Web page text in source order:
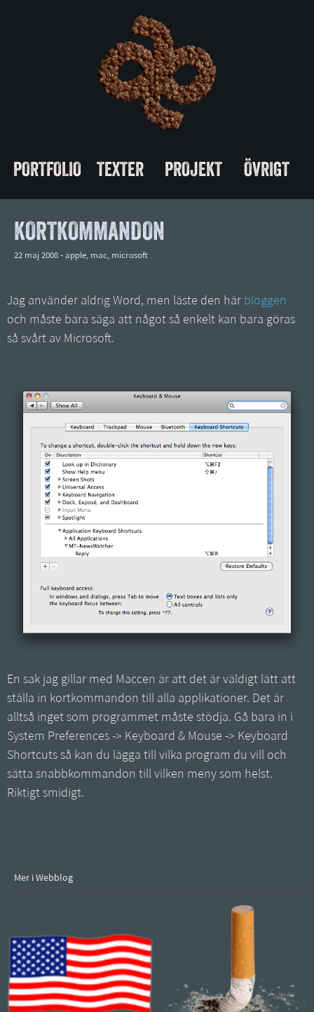
PORTFOLIO TEXTER PROJEKT ÖVRIGT
KORTKOMMANDON
22 maj 2008 - apple, mac, microsoft
Jag använder aldrig Word, men läste den här bloggen
och måste bara säga att något så enkelt kan bara göras
så svårt av Microsoft.
En sak jag gillar med Maccen är att det är väldigt lätt att
ställa in kortkommandon till alla applikationer. Det är
alltså inget som programmet måste stödja. Gå bara in i
System Preferences -> Keyboard & Mouse -> Keyboard
Shortcuts så kan du lägga till vilka program du vill och
sätta snabbkommandon till vilken meny som helst.
Riktigt smidigt.
Mer i Webblog